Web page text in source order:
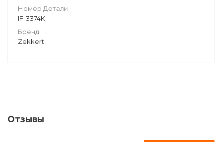
Номер Детали
IF-3374K
Бренд
Zekkert
Отзывы